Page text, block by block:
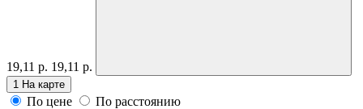
19,11 р. 19,11 р.
1 На карте
По цене
По расстоянию